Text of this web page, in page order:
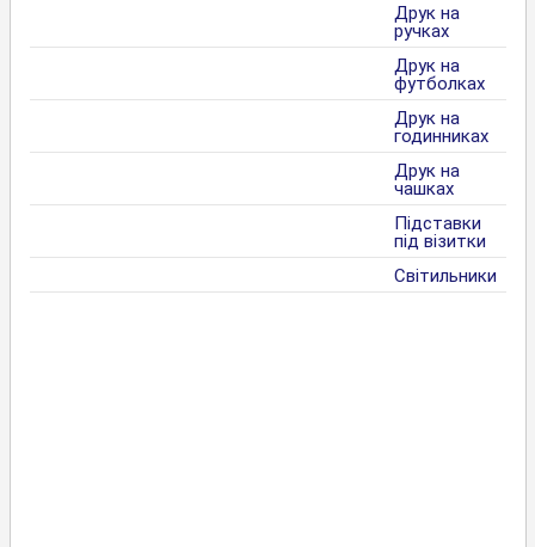
Друк на
ручках
Друк на
футболках
Друк на
годинниках
Друк на
чашках
Підставки
під візитки
Світильники